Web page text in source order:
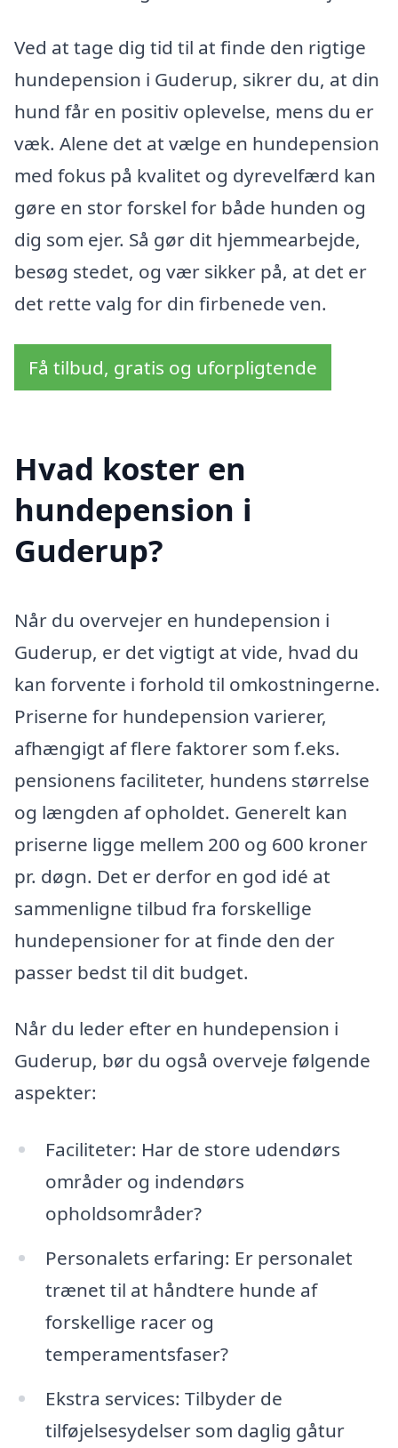
Ved at tage dig tid til at finde den rigtige
hundepension i Guderup, sikrer du, at din
hund får en positiv oplevelse, mens du er
væk. Alene det at vælge en hundepension
med fokus på kvalitet og dyrevelfærd kan
gøre en stor forskel for både hunden og
dig som ejer. Så gør dit hjemmearbejde,
besøg stedet, og vær sikker på, at det er
det rette valg for din firbenede ven.
Få tilbud, gratis og uforpligtende
Hvad koster en
hundepension i
Guderup?
Når du overvejer en hundepension i
Guderup, er det vigtigt at vide, hvad du
kan forvente i forhold til omkostningerne.
Priserne for hundepension varierer,
afhængigt af flere faktorer som f.eks.
pensionens faciliteter, hundens størrelse
og længden af opholdet. Generelt kan
priserne ligge mellem 200 og 600 kroner
pr. døgn. Det er derfor en god idé at
sammenligne tilbud fra forskellige
hundepensioner for at finde den der
passer bedst til dit budget.
Når du leder efter en hundepension i
Guderup, bør du også overveje følgende
aspekter:
Faciliteter: Har de store udendørs
områder og indendørs
opholdsområder?
Personalets erfaring: Er personalet
trænet til at håndtere hunde af
forskellige racer og
temperamentsfaser?
Ekstra services: Tilbyder de
tilføjelsesydelser som daglig gåtur